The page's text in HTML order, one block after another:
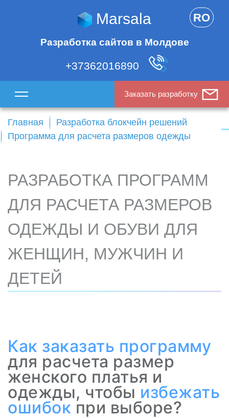
Marsala
Разработка сайтов в Молдове
+37362016890
RO
Заказать разработку
Главная
Разработка блокчейн решений
Программа для расчета размеров одежды
РАЗРАБОТКА ПРОГРАММ
ДЛЯ РАСЧЕТА РАЗМЕРОВ
ОДЕЖДЫ И ОБУВИ ДЛЯ
ЖЕНЩИН, МУЖЧИН И
ДЕТЕЙ
Как заказать программу
для расчета размер
женского платья и
одежды, чтобы избежать
ошибок при выборе?